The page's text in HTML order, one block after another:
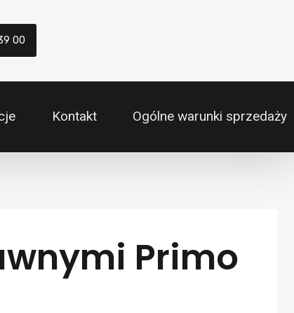
00
Kontakt Ogólne warunki sprzedaży
Primo